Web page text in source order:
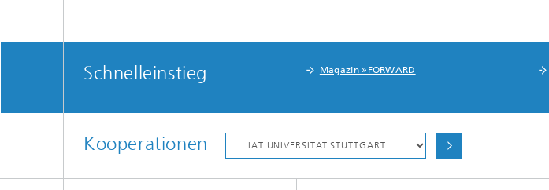
Schnelleinstieg Magazin »FORWARD
Kooperationen